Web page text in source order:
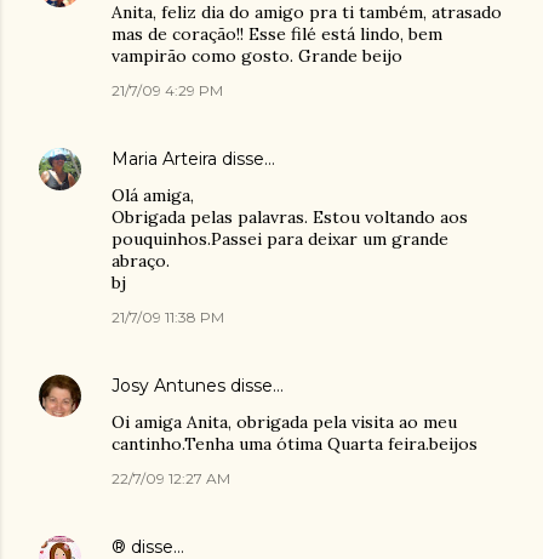
Anita, feliz dia do amigo pra ti também, atrasado
mas de coração!! Esse filé está lindo, bem
vampirão como gosto. Grande beijo
21/7/09 4:29 PM
Maria Arteira disse…
Olá amiga,
Obrigada pelas palavras. Estou voltando aos
pouquinhos.Passei para deixar um grande
abraço.
bj
21/7/09 11:38 PM
Josy Antunes disse…
Oi amiga Anita, obrigada pela visita ao meu
cantinho.Tenha uma ótima Quarta feira.beijos
22/7/09 12:27 AM
® disse…